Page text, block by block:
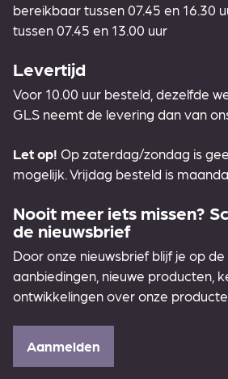
bereikbaar tussen 07.45 en 16.30
tussen 07.45 en 13.00 uur
Levertijd
Voor 10.00 uur besteld, dezelfde
GLS neemt de levering dan van
Let op! Op zaterdag/zondag is
mogelijk. Vrijdag besteld is
Nooit meer iets missen?
de nieuwsbrief
Door onze nieuwsbrief blijf je op
aanbiedingen, nieuwe producten,
ontwikkelingen over onze
Aanmelden